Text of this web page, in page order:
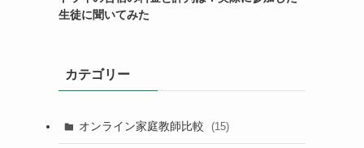
生徒に聞いてみた
カテゴリー
オンライン家庭教師比較 (15)